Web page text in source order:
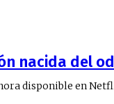
nacida del
disponible en